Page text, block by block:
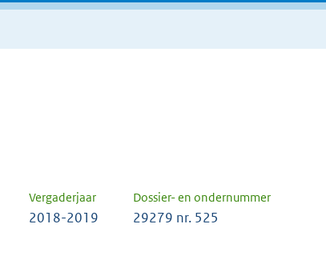
Vergaderjaar Dossier- en ondernummer
2018-2019 29279 nr. 525